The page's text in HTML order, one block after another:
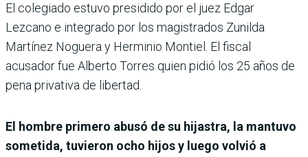
El colegiado estuvo presidido por el juez Edgar
Lezcano e integrado por los magistrados Zunilda
Martínez Noguera y Herminio Montiel. El fiscal
acusador fue Alberto Torres quien pidió los 25 años de
pena privativa de libertad.
El hombre primero abusó de su hijastra, la mantuvo
sometida, tuvieron ocho hijos y luego volvió a